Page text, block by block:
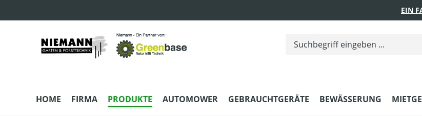
EIN
HOME FIRMA PRODUKTE AUTOMOWER GEBRAUCHTGERÄTE BEWÄSSERUNG